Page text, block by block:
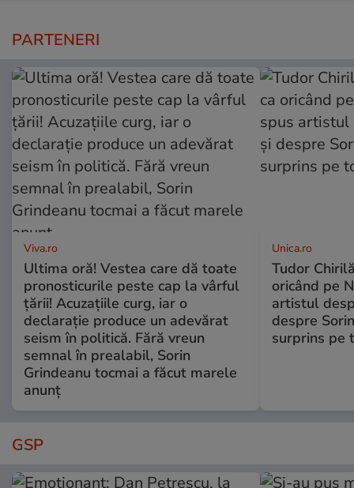
PARTENERI
Viva.ro
Ultima oră! Vestea care dă toate
pronosticurile peste cap la vârful
țării! Acuzațiile curg, iar o
declarație produce un adevărat
seism în politică. Fără vreun
semnal în prealabil, Sorin
Grindeanu tocmai a făcut marele
anunț
Unica.ro
Tudor
oricând pe
artistul
despre
surprins pe
GSP